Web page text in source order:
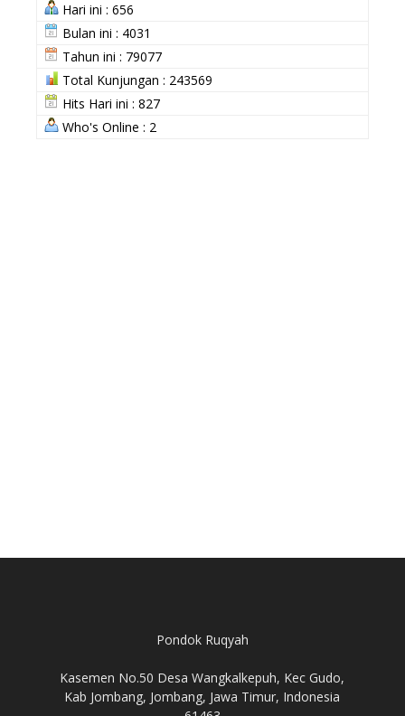
Hari ini : 656
Bulan ini : 4031
Tahun ini : 79077
Total Kunjungan : 243569
Hits Hari ini : 827
Who's Online : 2
Pondok Ruqyah
Kasemen No.50 Desa Wangkalkepuh, Kec Gudo,
Kab Jombang, Jombang, Jawa Timur, Indonesia